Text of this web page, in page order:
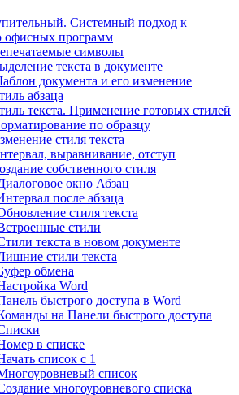
Системный подход к
офисных программ
символы
текста в документе
документа и его изменение
абзаца
текста. Применение готовых стилей
по образцу
стиля текста
выравнивание, отступ
собственного стиля
окно Абзац
после абзаца
стиля текста
стили
текста в новом документе
стили текста
обмена
Word
быстрого доступа в Word
на Панели быстрого доступа
в списке
список с 1
список
многоуровневого списка